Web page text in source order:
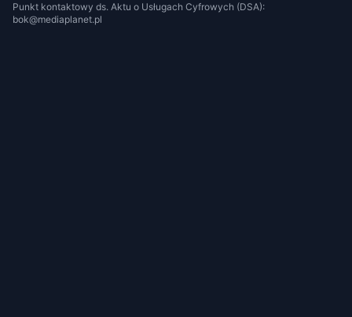
Punkt kontaktowy ds. Aktu o Usługach Cyfrowych (DSA):
bok@mediaplanet.pl